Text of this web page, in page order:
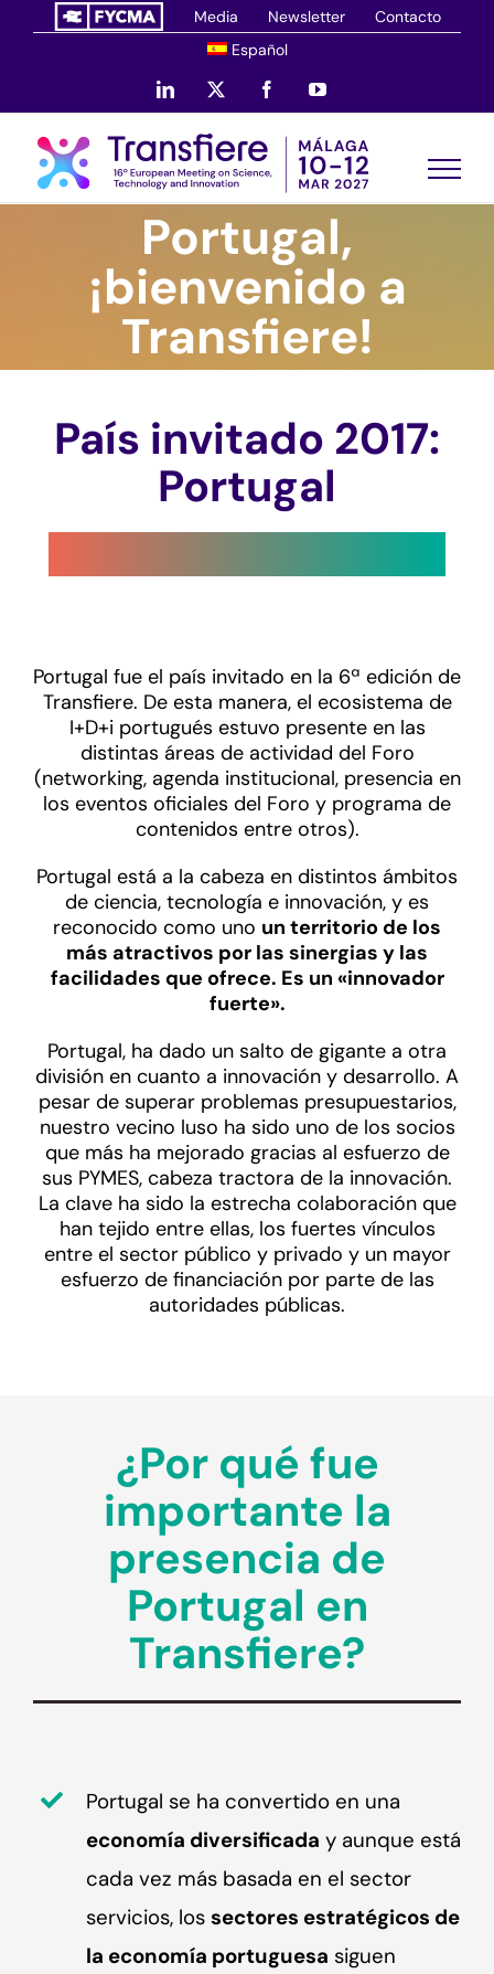
Media Newsletter
Contacto
Español
LinkedIn FacebookYouTube
Portugal,
¡bienvenido a
Transfiere!
País invitado 2017:
Portugal
Portugal fue el país invitado en la 6ª edición de
Transfiere. De esta manera, el ecosistema de
I+D+i portugués estuvo presente en las
distintas áreas de actividad del Foro
(networking, agenda institucional, presencia en
los eventos oficiales del Foro y programa de
contenidos entre otros).
Portugal está a la cabeza en distintos ámbitos
de ciencia, tecnología e innovación, y es
reconocido como uno un territorio de los
más atractivos por las sinergias y las
facilidades que ofrece. Es un «innovador
fuerte».
Portugal, ha dado un salto de gigante a otra
división en cuanto a innovación y desarrollo. A
pesar de superar problemas presupuestarios,
nuestro vecino luso ha sido uno de los socios
que más ha mejorado gracias al esfuerzo de
sus PYMES, cabeza tractora de la innovación.
La clave ha sido la estrecha colaboración que
han tejido entre ellas, los fuertes vínculos
entre el sector público y privado y un mayor
esfuerzo de financiación por parte de las
autoridades públicas.
¿Por qué fue
importante la
presencia de
Portugal en
Transfiere?
Portugal se ha convertido en una
economía diversificada y aunque está
cada vez más basada en el sector
servicios, los sectores estratégicos de
la economía portuguesa siguen